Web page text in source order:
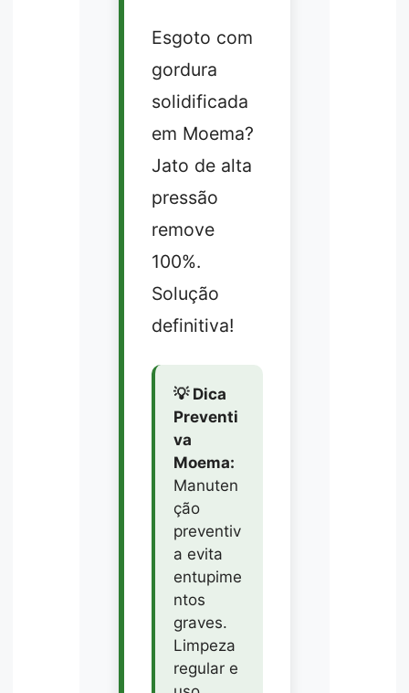
Esgoto com
gordura
solidificada
em Moema?
Jato de alta
pressão
remove
100%.
Solução
definitiva!
💡 Dica
Preventi
va
Moema:
Manuten
ção
preventiv
a evita
entupime
ntos
graves.
Limpeza
regular e